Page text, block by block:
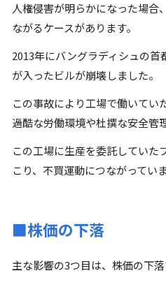
人権侵害が明らかになった場合
ながるケースがあります。
2013年にバングラディシュの
が入ったビルが崩壊しました。
この事故により工場で働いてい
過酷な労働環境や杜撰な安全管
この工場に生産を委託していた
こり、不買運動につながっていま
■株価の下落
主な影響の3つ目は、株価の下落